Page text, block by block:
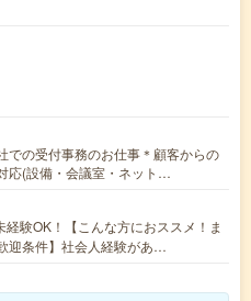
での受付事務のお仕事＊顧客からの
応(設備・会議室・ネット…
経験OK！【こんな方におススメ！ま
迎条件】社会人経験があ…